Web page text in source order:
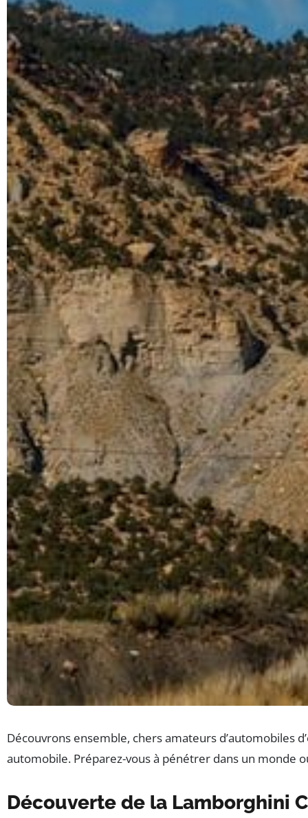
Découvrons ensemble, chers amateurs d’automobiles
automobile. Préparez-vous à pénétrer dans un monde
Découverte de la Lamborghini